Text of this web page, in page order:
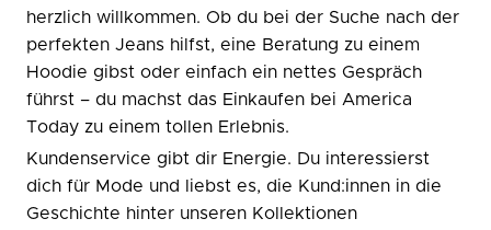
herzlich willkommen. Ob du bei der Suche nach der
perfekten Jeans hilfst, eine Beratung zu einem
Hoodie gibst oder einfach ein nettes Gespräch
führst – du machst das Einkaufen bei America
Today zu einem tollen Erlebnis.
Kundenservice gibt dir Energie. Du interessierst
dich für Mode und liebst es, die Kund:innen in die
Geschichte hinter unseren Kollektionen